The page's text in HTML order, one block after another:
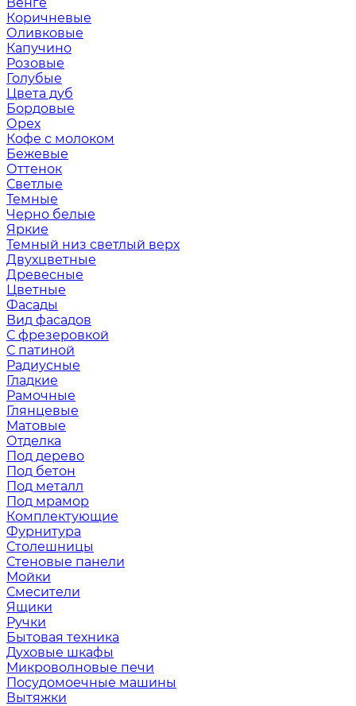
Коричневые
Оливковые
Капучино
Розовые
Голубые
Цвета дуб
Бордовые
Орех
Кофе с молоком
Бежевые
Оттенок
Светлые
Темные
Черно белые
Яркие
Темный низ светлый верх
Двухцветные
Древесные
Цветные
Фасады
Вид фасадов
С фрезеровкой
С патиной
Радиусные
Гладкие
Рамочные
Глянцевые
Матовые
Отделка
Под дерево
Под бетон
Под металл
Под мрамор
Комплектующие
Фурнитура
Столешницы
Стеновые панели
Мойки
Смесители
Ящики
Ручки
Бытовая техника
Духовые шкафы
Микроволновые печи
Посудомоечные машины
Вытяжки